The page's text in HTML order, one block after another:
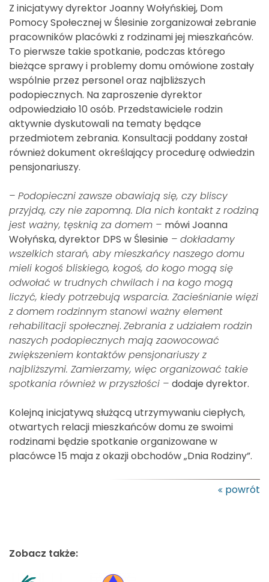
Z inicjatywy dyrektor Joanny Wołyńskiej, Dom
Pomocy Społecznej w Ślesinie zorganizował zebranie
pracowników placówki z rodzinami jej mieszkańców.
To pierwsze takie spotkanie, podczas którego
bieżące sprawy i problemy domu omówione zostały
wspólnie przez personel oraz najbliższych
podopiecznych. Na zaproszenie dyrektor
odpowiedziało 10 osób. Przedstawiciele rodzin
aktywnie dyskutowali na tematy będące
przedmiotem zebrania. Konsultacji poddany został
również dokument określający procedurę odwiedzin
pensjonariuszy.
– Podopieczni zawsze obawiają się, czy bliscy
przyjdą, czy nie zapomną. Dla nich kontakt z rodziną
jest ważny, tęsknią za domem – mówi Joanna
Wołyńska, dyrektor DPS w Ślesinie – dokładamy
wszelkich starań, aby mieszkańcy naszego domu
mieli kogoś bliskiego, kogoś, do kogo mogą się
odwołać w trudnych chwilach i na kogo mogą
liczyć, kiedy potrzebują wsparcia. Zacieśnianie więzi
z domem rodzinnym stanowi ważny element
rehabilitacji społecznej. Zebrania z udziałem rodzin
naszych podopiecznych mają zaowocować
zwiększeniem kontaktów pensjonariuszy z
najbliższymi. Zamierzamy, więc organizować takie
spotkania również w przyszłości – dodaje dyrektor.
Kolejną inicjatywą służącą utrzymywaniu ciepłych,
otwartych relacji mieszkańców domu ze swoimi
rodzinami będzie spotkanie organizowane w
placówce 15 maja z okazji obchodów „Dnia Rodziny”.
powrót
Zobacz także: